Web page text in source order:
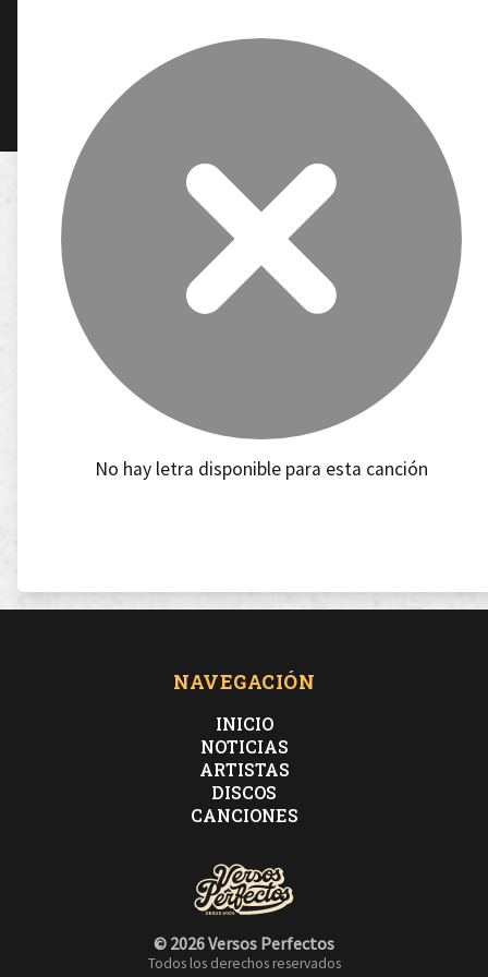
No hay letra disponible para esta canción
NAVEGACIÓN
INICIO
NOTICIAS
ARTISTAS
DISCOS
CANCIONES
© 2026 Versos Perfectos
Todos los derechos reservados